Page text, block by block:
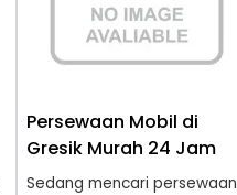
Persewaan Mobil di
Gresik Murah 24 Jam
Sedang mencari persewaan